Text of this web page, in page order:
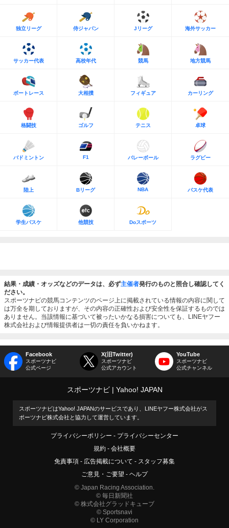
独立リーグ 侍ジャパン Jリーグ 海外サッカー
サッカー代表 高校年代 競馬 地方競馬
ボートレース 大相撲 フィギュア カーリング
格闘技 ゴルフ テニス 卓球
バドミントン F1 バレーボール ラグビー
陸上 Bリーグ NBA バスケ代表
学生バスケ 他競技 Doスポーツ
結果・成績・オッズなどのデータは、必ず主催者発行のものと照合し確認してく
ださい。
スポーツナビの競馬コンテンツのページ上に掲載されている情報の内容に関して
は万全を期しておりますが、その内容の正確性および安全性を保証するものでは
ありません。当該情報に基づいて被ったいかなる損害についても、LINEヤフー
株式会社および情報提供者は一切の責任を負いかねます。
Facebook
スポーツナビ
公式ページ
X(旧Twitter)
スポーツナビ
公式アカウント
YouTube
スポーツナビ
公式チャンネル
スポーツナビ Yahoo! JAPAN
スポーツナビはYahoo! JAPANのサービスであり、LINEヤフー株式会社がス
ポーツナビ株式会社と協力して運営しています。
プライバシーポリシー
プライバシーセンター
規約
会社概要
免責事項
広告掲載について
スタッフ募集
ご意見・ご要望
ヘルプ
© Japan Racing Association.
© 毎日新聞社
© 株式会社グラッドキューブ
© Sportsnavi
© LY Corporation